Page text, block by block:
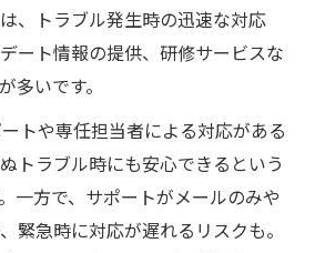
、トラブル発生時の迅速な対応
ート情報の提供、研修サービスな
多いです。
トや専任担当者による対応がある
トラブル時にも安心できるという
一方で、サポートがメールのみや
緊急時に対応が遅れるリスクも。